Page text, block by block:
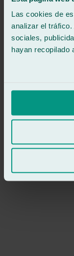
Las cookies de
analizar el
sociales,
hayan recopilado
900 333 733
ATENCIÓN 24/7